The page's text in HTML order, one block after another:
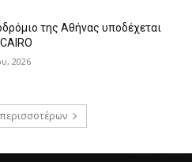
της Αθήνας υποδέχεται
2026